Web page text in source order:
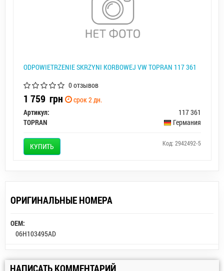
ODPOWIETRZENIE SKRZYNI KORBOWEJ VW TOPRAN 117 361
0 отзывов
1 759 грн
срок 2 дн.
Артикул:
117 361
TOPRAN
Германия
КУПИТЬ Код: 2942492-5
ОРИГИНАЛЬНЫЕ НОМЕРА
OEM:
06H103495AD
НАПИСАТЬ КОММЕНТАРИЙ